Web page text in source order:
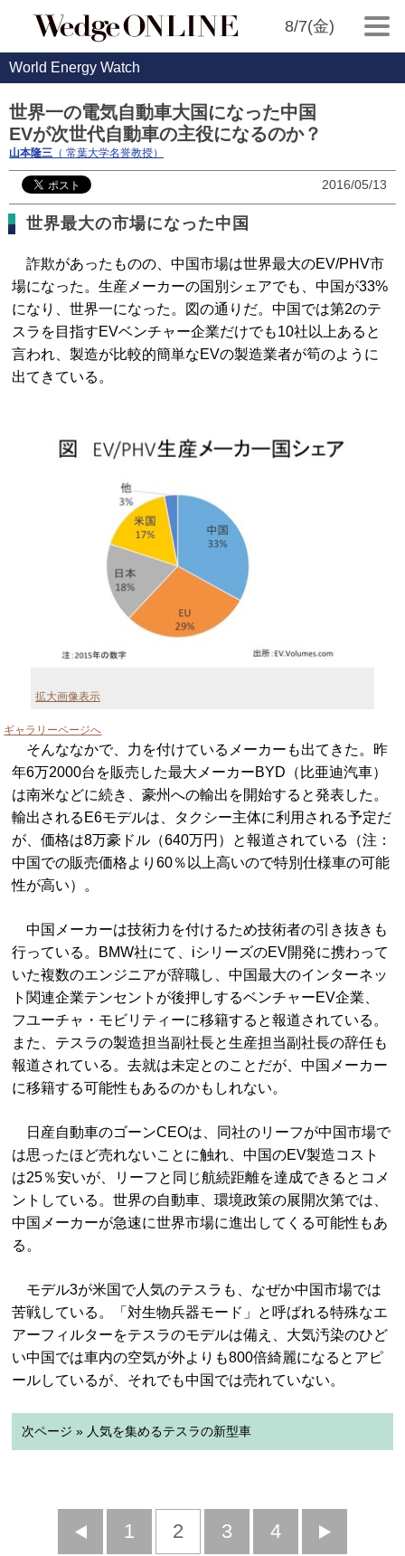
8/7(金)
World Energy Watch
世界一の電気自動車大国になった中国
EVが次世代自動車の主役になるのか？
山本隆三 （ 常葉大学名誉教授）
2016/05/13
世界最大の市場になった中国
詐欺があったものの、中国市場は世界最大のEV/PHV市
場になった。生産メーカーの国別シェアでも、中国が33%
になり、世界一になった。図の通りだ。中国では第2のテ
スラを目指すEVベンチャー企業だけでも10社以上あると
言われ、製造が比較的簡単なEVの製造業者が筍のように
出てきている。
拡大画像表示
ギャラリーページへ
そんななかで、力を付けているメーカーも出てきた。昨
年6万2000台を販売した最大メーカーBYD（比亜迪汽車）
は南米などに続き、豪州への輸出を開始すると発表した。
輸出されるE6モデルは、タクシー主体に利用される予定だ
が、価格は8万豪ドル（640万円）と報道されている（注：
中国での販売価格より60％以上高いので特別仕様車の可能
性が高い）。
中国メーカーは技術力を付けるため技術者の引き抜きも
行っている。BMW社にて、iシリーズのEV開発に携わって
いた複数のエンジニアが辞職し、中国最大のインターネッ
ト関連企業テンセントが後押しするベンチャーEV企業、
フユーチャ・モビリティーに移籍すると報道されている。
また、テスラの製造担当副社長と生産担当副社長の辞任も
報道されている。去就は未定とのことだが、中国メーカー
に移籍する可能性もあるのかもしれない。
日産自動車のゴーンCEOは、同社のリーフが中国市場で
は思ったほど売れないことに触れ、中国のEV製造コスト
は25％安いが、リーフと同じ航続距離を達成できるとコメ
ントしている。世界の自動車、環境政策の展開次第では、
中国メーカーが急速に世界市場に進出してくる可能性もあ
る。
モデル3が米国で人気のテスラも、なぜか中国市場では
苦戦している。「対生物兵器モード」と呼ばれる特殊なエ
アーフィルターをテスラのモデルは備え、大気汚染のひど
い中国では車内の空気が外よりも800倍綺麗になるとアピ
ールしているが、それでも中国では売れていない。
次ページ » 人気を集めるテスラの新型車
前
1 2 3 4